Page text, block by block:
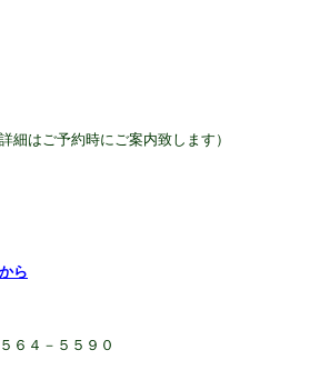
細はご予約時にご案内致します）
ら
６４－５５９０